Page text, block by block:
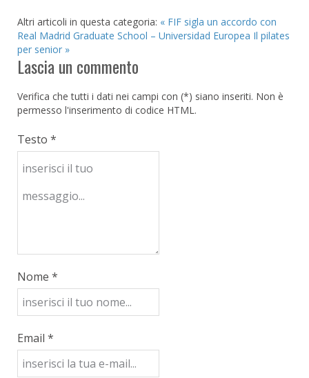
Altri articoli in questa categoria: « FIF sigla un accordo con
Real Madrid Graduate School – Universidad Europea Il pilates
per senior »
Lascia un commento
Verifica che tutti i dati nei campi con (*) siano inseriti. Non è
permesso l'inserimento di codice HTML.
Testo *
Nome *
Email *